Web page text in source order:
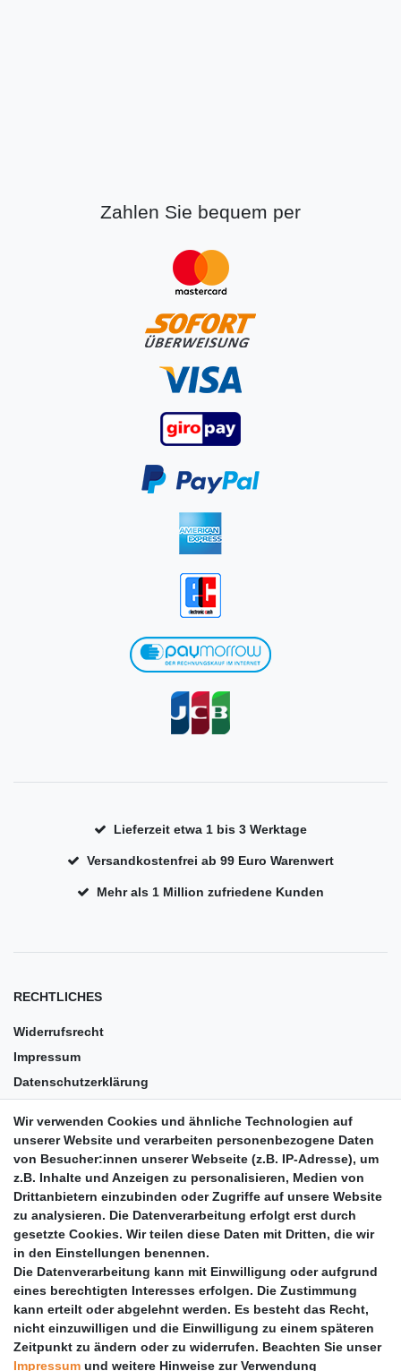
Zahlen Sie bequem per
Lieferzeit etwa 1 bis 3 Werktage
Versandkostenfrei ab 99 Euro Warenwert
Mehr als 1 Million zufriedene Kunden
RECHTLICHES
Widerrufsrecht
Impressum
Datenschutzerklärung
Barrierefreiheit
Anleitungen
Vertrag widerrufen
PARTNER
DHL
GLS
PaketPLUS
Wir verwenden Cookies und ähnliche Technologien auf
unserer Website und verarbeiten personenbezogene Daten
von Besucher:innen unserer Webseite (z.B. IP-Adresse), um
z.B. Inhalte und Anzeigen zu personalisieren, Medien von
Drittanbietern einzubinden oder Zugriffe auf unsere Website
zu analysieren. Die Datenverarbeitung erfolgt erst durch
gesetzte Cookies. Wir teilen diese Daten mit Dritten, die wir
in den Einstellungen benennen.
Die Datenverarbeitung kann mit Einwilligung oder aufgrund
eines berechtigten Interesses erfolgen. Die Zustimmung
kann erteilt oder abgelehnt werden. Es besteht das Recht,
nicht einzuwilligen und die Einwilligung zu einem späteren
Zeitpunkt zu ändern oder zu widerrufen. Beachten Sie unser
Impressum und weitere Hinweise zur Verwendung